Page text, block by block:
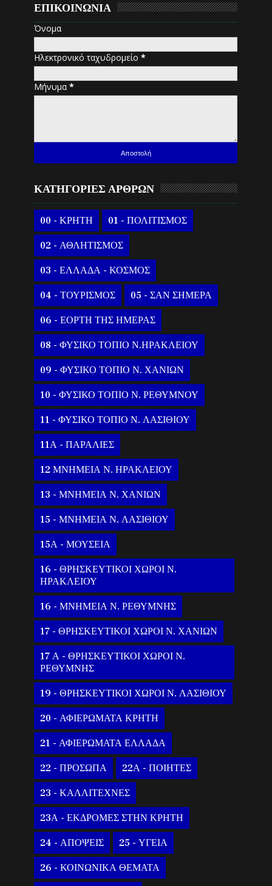
ΕΠΙΚΟΙΝΩΝΙΑ
Όνομα
Ηλεκτρονικό ταχυδρομείο*
Μήνυμα*
ΚΑΤΗΓΟΡΙΕΣ ΑΡΘΡΩΝ
00 - ΚΡΗΤΗ 01 - ΠΟΛΙΤΙΣΜΟΣ
02 - ΑΘΛΗΤΙΣΜΟΣ
03 - ΕΛΛΑΔΑ - ΚΟΣΜΟΣ
04 - ΤΟΥΡΙΣΜΟΣ 05 - ΣΑΝ ΣΗΜΕΡΑ
06 - ΕΟΡΤΗ ΤΗΣ ΗΜΕΡΑΣ
08 - ΦΥΣΙΚΟ ΤΟΠΙΟ Ν.ΗΡΑΚΛΕΙΟΥ
09 - ΦΥΣΙΚΟ ΤΟΠΙΟ Ν. ΧΑΝΙΩΝ
10 - ΦΥΣΙΚΟ ΤΟΠΙΟ Ν. ΡΕΘΥΜΝΟΥ
11 - ΦΥΣΙΚΟ ΤΟΠΙΟ Ν. ΛΑΣΙΘΙΟΥ
11Α - ΠΑΡΑΛΙΕΣ
12 ΜΝΗΜΕΙΑ Ν. ΗΡΑΚΛΕΙΟΥ
13 - ΜΝΗΜΕΙΑ Ν. ΧΑΝΙΩΝ
15 - ΜΝΗΜΕΙΑ Ν. ΛΑΣΙΘΙΟΥ
15Α - ΜΟΥΣΕΙΑ
16 - ΘΡΗΣΚΕΥΤΙΚΟΙ ΧΩΡΟΙ Ν.
ΗΡΑΚΛΕΙΟΥ
16 - ΜΝΗΜΕΙΑ Ν. ΡΕΘΥΜΝΗΣ
17 - ΘΡΗΣΚΕΥΤΙΚΟΙ ΧΩΡΟΙ Ν. ΧΑΝΙΩΝ
17 Α - ΘΡΗΣΚΕΥΤΙΚΟΙ ΧΩΡΟΙ Ν.
ΡΕΘΥΜΝΗΣ
19 - ΘΡΗΣΚΕΥΤΙΚΟΙ ΧΩΡΟΙ Ν. ΛΑΣΙΘΙΟΥ
20 - ΑΦΙΕΡΩΜΑΤΑ ΚΡΗΤΗ
21 - ΑΦΙΕΡΩΜΑΤΑ ΕΛΛΑΔΑ
22 - ΠΡΟΣΩΠΑ 22Α - ΠΟΙΗΤΕΣ
23 - ΚΑΛΛΙΤΕΧΝΕΣ
23Α - ΕΚΔΡΟΜΕΣ ΣΤΗΝ ΚΡΗΤΗ
24 - ΑΠΟΨΕΙΣ 25 - ΥΓΕΙΑ
26 - ΚΟΙΝΩΝΙΚΑ ΘΕΜΑΤΑ